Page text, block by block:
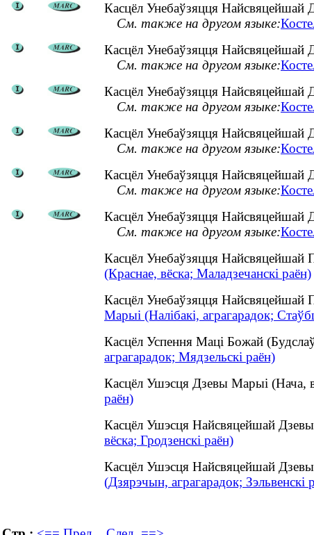
Касцёл Унебаўзяцця Найсвяцейшай
См. также на другом языке:
Касцёл Унебаўзяцця Найсвяцейшай
См. также на другом языке:
Касцёл Унебаўзяцця Найсвяцейшай
См. также на другом языке:
Касцёл Унебаўзяцця Найсвяцейшай
См. также на другом языке:
Касцёл Унебаўзяцця Найсвяцейшай
См. также на другом языке:
Касцёл Унебаўзяцця Найсвяцейшай
См. также на другом языке:
Касцёл Унебаўзяцця Найсвяцейшай
(Краснае, вёска; Маладзечанскі раён)
Касцёл Унебаўзяцця Найсвяцейшай
Марыі (Налібакі, аграгарадок;
Касцёл Успення Маці Божай
аграгарадок; Мядзельскі раён)
Касцёл Ушэсця Дзевы Марыі (Нача,
раён)
Касцёл Ушэсця Найсвяцейшай
вёска; Гродзенскі раён)
Касцёл Ушэсця Найсвяцейшай
(Дзярэчын, аграгарадок; Зэльвенскі